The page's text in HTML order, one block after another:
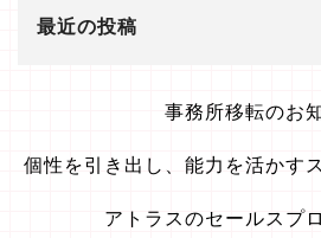
最近の投稿
事務所移転のお
個性を引き出し、能力を活かす
アトラスのセールスプ